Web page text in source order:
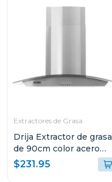
Extractores de Grasa
Drija Extractor de grasa
de 90cm color acero
galaxy 90
$231.95